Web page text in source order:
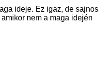
ideje. Ez igaz, de sajnos
nem a maga idején